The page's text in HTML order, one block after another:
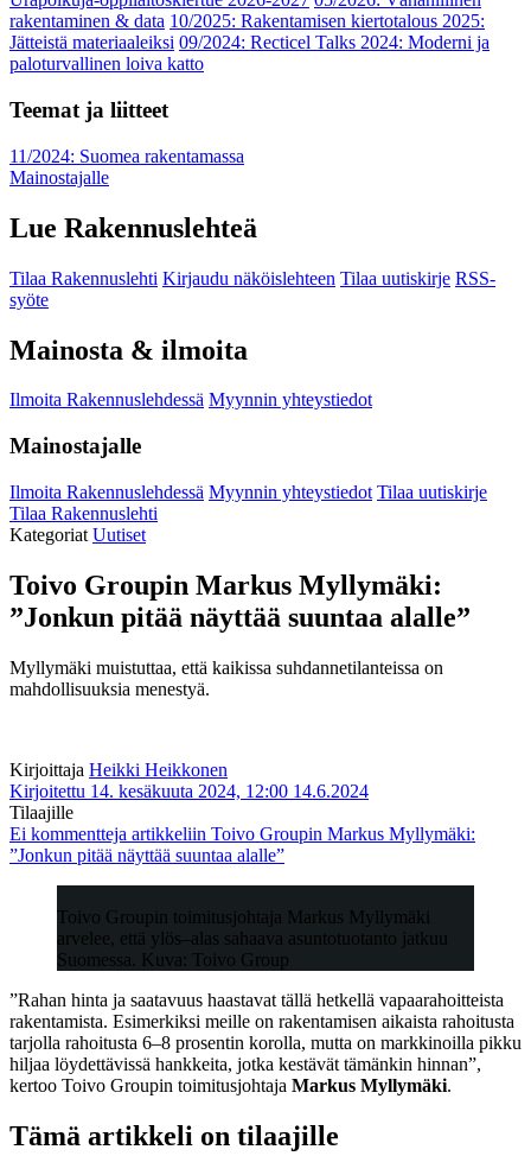
rakentaminen & data 10/2025: Rakentamisen kiertotalous 2025:
Jätteistä materiaaleiksi 09/2024: Recticel Talks 2024: Moderni ja
paloturvallinen loiva katto
Teemat ja liitteet
11/2024: Suomea rakentamassa
Mainostajalle
Lue Rakennuslehteä
Tilaa Rakennuslehti Kirjaudu näköislehteen Tilaa uutiskirje RSS-
syöte
Mainosta & ilmoita
Ilmoita Rakennuslehdessä Myynnin yhteystiedot
Mainostajalle
Ilmoita Rakennuslehdessä Myynnin yhteystiedot Tilaa uutiskirje
Tilaa Rakennuslehti
Kategoriat Uutiset
Toivo Groupin Markus Myllymäki:
”Jonkun pitää näyttää suuntaa alalle”
Myllymäki muistuttaa, että kaikissa suhdannetilanteissa on
mahdollisuuksia menestyä.
Kirjoittaja Heikki Heikkonen
Kirjoitettu 14. kesäkuuta 2024, 12:00 14.6.2024
Tilaajille
Ei kommentteja artikkeliin Toivo Groupin Markus Myllymäki:
”Jonkun pitää näyttää suuntaa alalle”
Toivo Groupin toimitusjohtaja Markus Myllymäki
arvelee, että ylös–alas sahaava asuntotuotanto jatkuu
Suomessa. Kuva: Toivo Group
”Rahan hinta ja saatavuus haastavat tällä hetkellä vapaarahoitteista
rakentamista. Esimerkiksi meille on rakentamisen aikaista rahoitusta
tarjolla rahoitusta 6–8 prosentin korolla, mutta on markkinoilla pikku
hiljaa löydettävissä hankkeita, jotka kestävät tämänkin hinnan”,
kertoo Toivo Groupin toimitusjohtaja Markus Myllymäki.
Tämä artikkeli on tilaajille